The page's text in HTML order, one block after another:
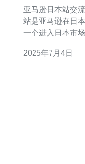
亚马逊日本站交流群
站是亚马逊在日
一个进入日本市
题，亚马逊日本站交流群应
2025年7月4日